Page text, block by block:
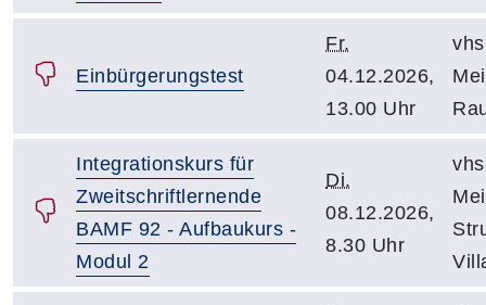
Einbürgerungstest
Fr.
04.12.2026,
13.00 Uhr
Integrationskurs für
Zweitschriftlernende
BAMF 92 - Aufbaukurs -
Modul 2
Di.
08.12.2026,
8.30 Uhr